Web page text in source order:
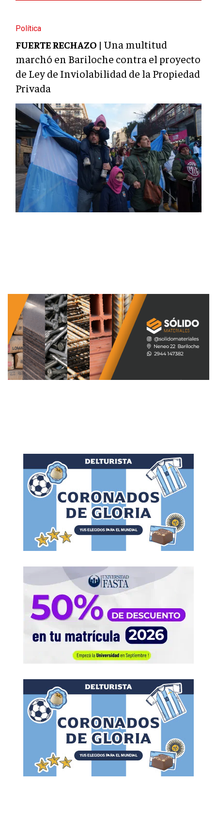
Política
FUERTE RECHAZO | Una multitud
marchó en Bariloche contra el proyecto
de Ley de Inviolabilidad de la Propiedad
Privada